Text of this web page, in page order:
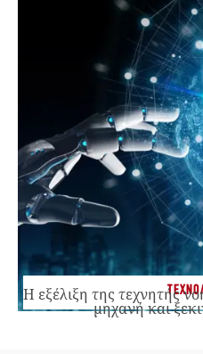
Η εξέλιξη της τεχνητής
μηχανή και